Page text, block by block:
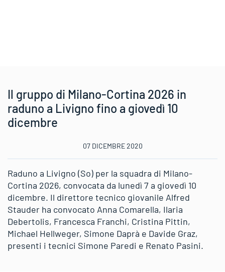
Il gruppo di Milano-Cortina 2026 in
raduno a Livigno fino a giovedì 10
dicembre
07 DICEMBRE 2020
Raduno a Livigno (So) per la squadra di Milano-
Cortina 2026, convocata da lunedì 7 a giovedì 10
dicembre. Il direttore tecnico giovanile Alfred
Stauder ha convocato Anna Comarella, Ilaria
Debertolis, Francesca Franchi, Cristina Pittin,
Michael Hellweger, Simone Daprà e Davide Graz,
presenti i tecnici Simone Paredi e Renato Pasini.